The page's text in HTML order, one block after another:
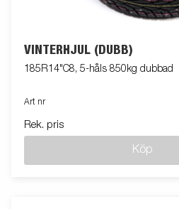
VINTERHJUL (DUBB)
185R14"C8, 5-håls 850kg dubbad
Art nr
Rek. pris
Köp